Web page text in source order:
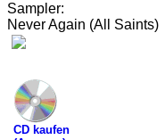
Sampler:
Never Again (All Saints)
CD kaufen